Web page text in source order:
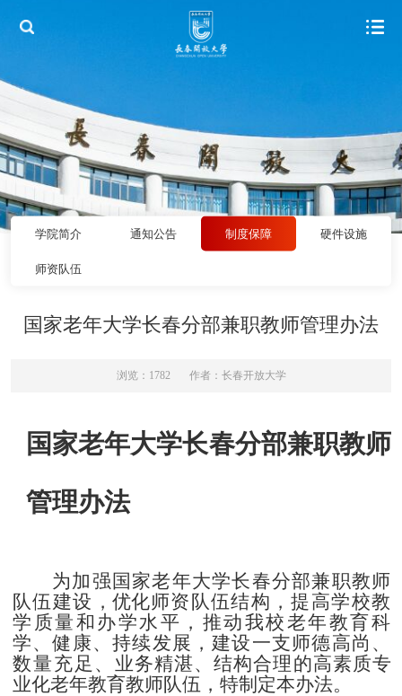
学院简介 通知公告 制度保障 硬件设施
师资队伍
国家老年大学长春分部兼职教师管理办法
浏览：1782 作者：长春开放大学
国家老年大学长春分部兼职教师
管理办法
为加强国家老年大学长春分部兼职教师
队伍建设 ，优化师资队伍结构，提高学校教
学质量和办学水平，推动我校老年教育科
学、健康、持续发展，建设一支师德高尚、
数量充 足、业务精湛、结构合理的高素质专
业化老年教育教师队伍， 特制定本办法。